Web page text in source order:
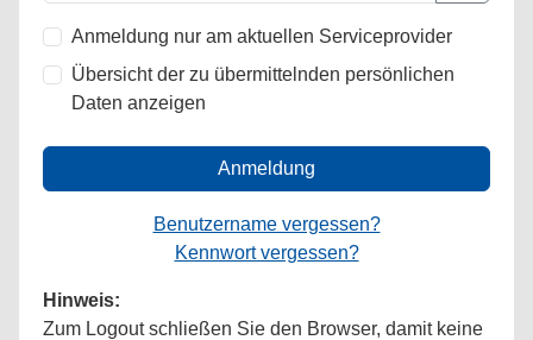
Anmeldung nur am aktuellen Serviceprovider
Übersicht der zu übermittelnden persönlichen
Daten anzeigen
Anmeldung
Benutzername vergessen?
Kennwort vergessen?
Hinweis:
Zum Logout schließen Sie den Browser, damit keine